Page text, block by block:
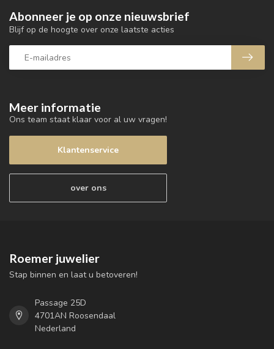
Meer informatie
Ons team staat klaar voor al uw vragen!
Klantenservice
over ons
Abonneer je op onze nieuwsbrief
Blijf op de hoogte over onze laatste acties
Roemer juwelier
Stap binnen en laat u betoveren!
Passage 25D
4701AN Roosendaal
Nederland